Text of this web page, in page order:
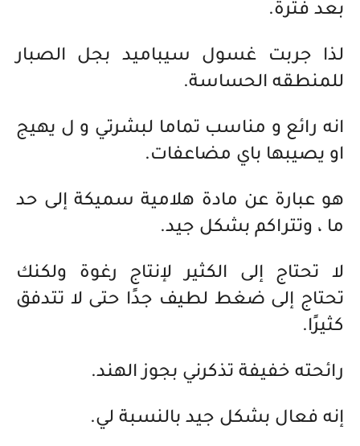
بعد فترة.
لذا جربت غسول سيباميد بجل الصبار
للمنطقه الحساسة.
انه رائع و مناسب تماما لبشرتي و ل يهيج
او يصيبها باي مضاعفات.
هو عبارة عن مادة هلامية سميكة إلى حد
ما ، وتتراكم بشكل جيد.
لا تحتاج إلى الكثير لإنتاج رغوة ولكنك
تحتاج إلى ضغط لطيف جدًا حتى لا تتدفق
كثيرًا.
رائحته خفيفة تذكرني بجوز الهند.
إنه فعال بشكل جيد بالنسبة لي.